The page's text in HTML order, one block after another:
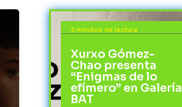
3 minutos de lectura
Xurxo Gómez-
Chao presenta
“Enigmas de lo
efímero” en Galería
BAT